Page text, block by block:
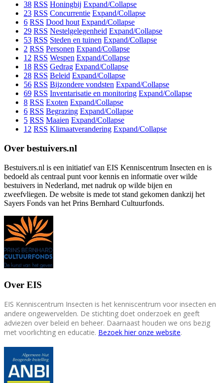
38 RSS Honingbij Expand/Collapse
23 RSS Concurrentie Expand/Collapse
6 RSS Dood hout Expand/Collapse
29 RSS Nestelgelegenheid Expand/Collapse
53 RSS Steden en tuinen Expand/Collapse
2 RSS Personen Expand/Collapse
12 RSS Wespen Expand/Collapse
18 RSS Gedrag Expand/Collapse
28 RSS Beleid Expand/Collapse
56 RSS Bijzondere vondsten Expand/Collapse
69 RSS Inventarisatie en monitoring Expand/Collapse
8 RSS Exoten Expand/Collapse
6 RSS Begrazing Expand/Collapse
5 RSS Maaien Expand/Collapse
12 RSS Klimaatverandering Expand/Collapse
Over bestuivers.nl
Bestuivers.nl is een initiatief van EIS Kenniscentrum Insecten en is
bedoeld als centraal punt voor kennis en informatie over wilde
bestuivers in Nederland, met nadruk op wilde bijen en
zweefvliegen. De website is mede tot stand gekomen dankzij het
Sayers Fonds van het Prins Bernhard Cultuurfonds.
Over EIS
EIS Kenniscentrum Insecten is het kenniscentrum voor insecten en
andere ongewervelden. De stichting doet onderzoek en geeft
adviezen over beleid en beheer. Daarnaast houden we ons bezig
met voorlichting en educatie. Bezoek hier onze website.